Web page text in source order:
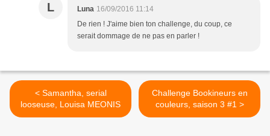
L Luna 16/09/2016 11:14
De rien ! J'aime bien ton challenge, du coup, ce
serait dommage de ne pas en parler !
< Samantha, serial
looseuse, Louisa MEONIS
Challenge Bookineurs en
couleurs, saison 3 #1 >